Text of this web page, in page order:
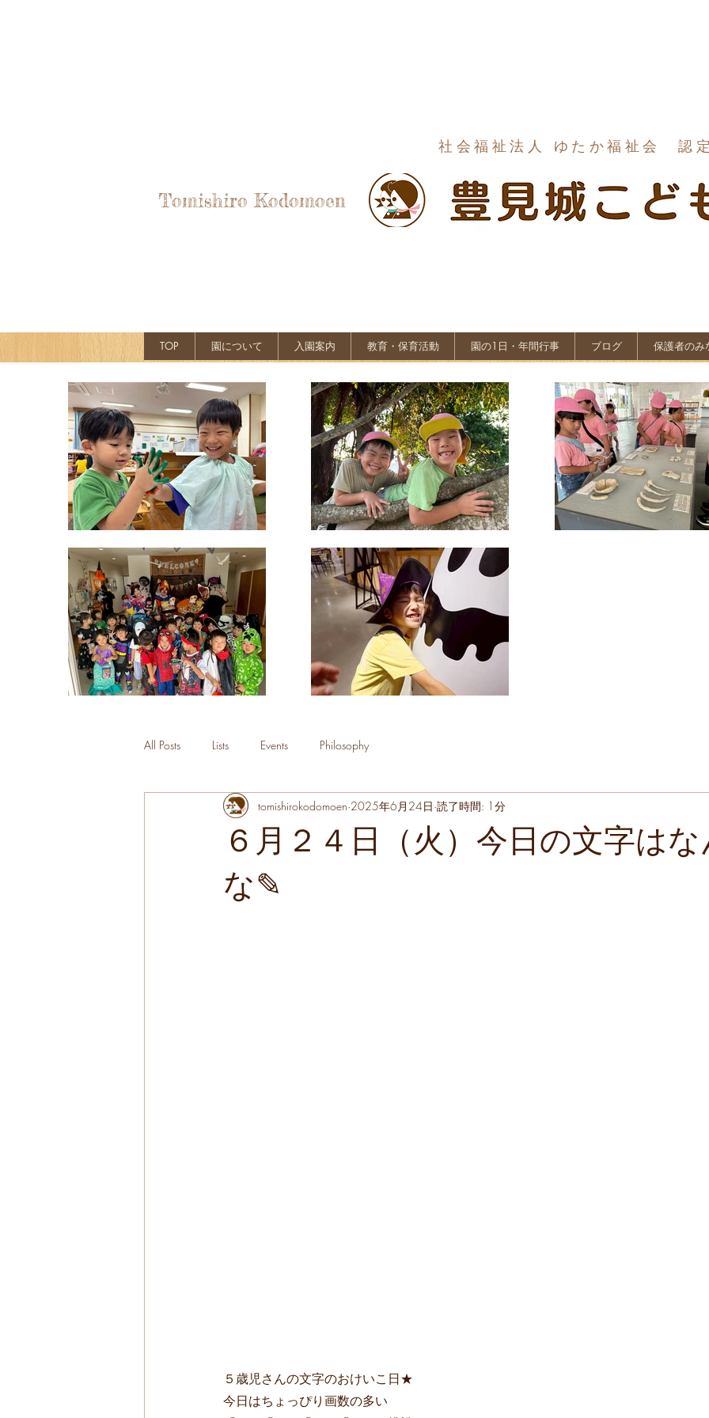
社会福祉法人 ゆたか福祉会 認
Tomishiro Kodomoen
TOP 園について 入園案内 教育・保育活動 園の1日・年間行事 ブログ 保護者のみ
All Posts Lists Events Philosophy
６月２４日（火）今日の文字は
な✎
tomishirokodomoen 2025年6月24日 読了時間: 1分
５歳児さんの文字のおけいこ日★
今日はちょっぴり画数の多い